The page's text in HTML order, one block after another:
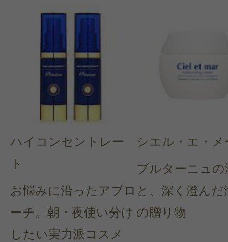
ハイコンセントレー
ト
お悩みに沿ったアプロ
ーチ。朝・夜使い分け
したい実力派コスメ
シエル・エ・メ
ブルターニュの
と、深く澄んだ
の贈り物